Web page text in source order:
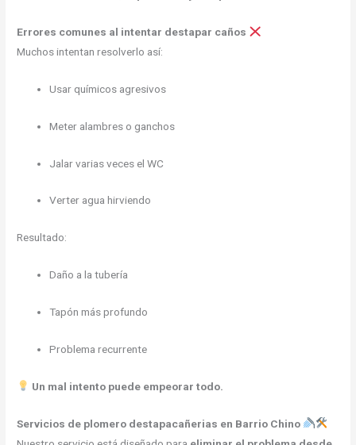
Errores comunes al intentar destapar caños
Muchos intentan resolverlo así:
Usar químicos agresivos
Meter alambres o ganchos
Jalar varias veces el WC
Verter agua hirviendo
Resultado:
Daño a la tubería
Tapón más profundo
Problema recurrente
Un mal intento puede empeorar todo.
Servicios de plomero destapacañerias en Barrio Chino